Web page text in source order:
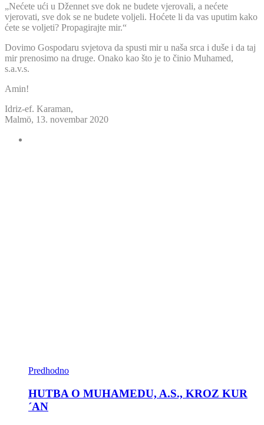
„Nećete ući u Džennet sve dok ne budete vjerovali, a nećete
vjerovati, sve dok se ne budete voljeli. Hoćete li da vas uputim kako
ćete se voljeti? Propagirajte mir.“
Dovimo Gospodaru svjetova da spusti mir u naša srca i duše i da taj
mir prenosimo na druge. Onako kao što je to činio Muhamed,
s.a.v.s.
Amin!
Idriz-ef. Karaman,
Malmö, 13. novembar 2020
Predhodno
HUTBA O MUHAMEDU, A.S., KROZ KUR
´AN